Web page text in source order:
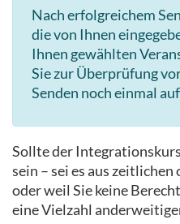
Nach erfolgreichem
die von Ihnen
Ihnen gewählten
Sie zur Überprüfung
Senden noch einmal
Sollte der
sein – sei es aus
oder weil Sie keine
eine Vielzahl